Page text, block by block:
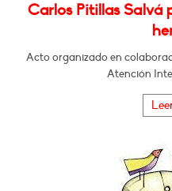
Carlos Pitillas Salvá
Acto organizado en
Atención